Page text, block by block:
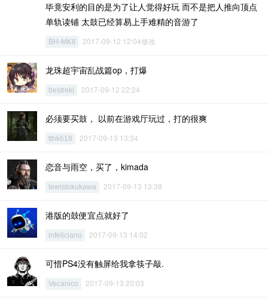
毕竟安利的目的是为了让人觉得好玩 而不是把人推向顶点
单轨读铺 太鼓已经算易上手难精的音游了
BH-MKII 2017-09-12 12:04修改
龙珠超宇宙乱战篇op，打爆
bestreki 2017-09-12 22:24
必须要买鼓， 以前在游戏厅玩过，打的很爽
tthk618 2017-09-13 13:34
恋音与雨空，买了，kimada
lewistokukawa 2017-09-13 13:38
港版的鼓便宜点就好了
infeliciano 2017-09-13 14:02
可惜PS4没有触屏给我拿筷子敲.
Vecanico 2017-09-13 20:03